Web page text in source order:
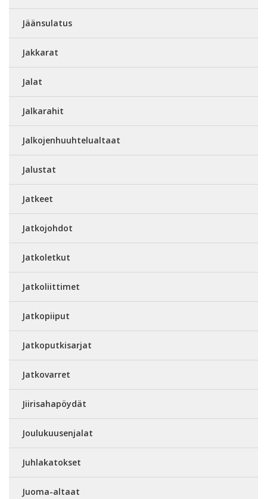
Jäänsulatus
Jakkarat
Jalat
Jalkarahit
Jalkojenhuuhtelualtaat
Jalustat
Jatkeet
Jatkojohdot
Jatkoletkut
Jatkoliittimet
Jatkopiiput
Jatkoputkisarjat
Jatkovarret
Jiirisahapöydät
Joulukuusenjalat
Juhlakatokset
Juoma-altaat